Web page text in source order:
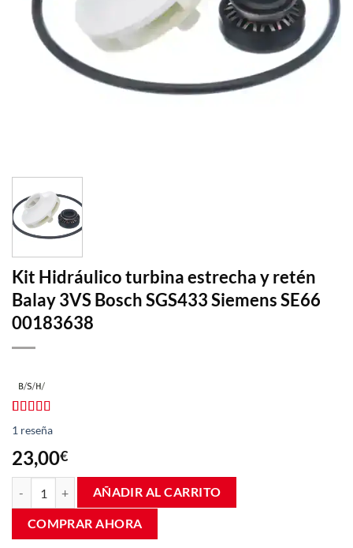
Kit Hidráulico turbina estrecha y retén
Balay 3VS Bosch SGS433 Siemens SE66
00183638
Valorado
con5.00
5 en base a
1
valoración
de un cliente
1 reseña
23,00€
Kit Hidráulico turbina estrecha y retén Balay 3VS Bosch SGS433
AÑADIR AL CARRITO
COMPRAR AHORA